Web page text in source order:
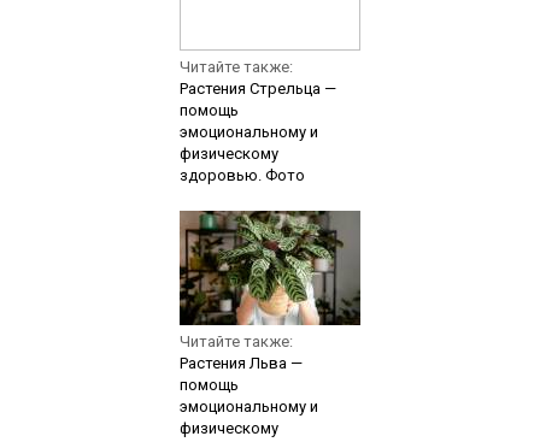
Читайте также:
Растения Стрельца —
помощь
эмоциональному и
физическому
здоровью. Фото
Читайте также:
Растения Льва —
помощь
эмоциональному и
физическому